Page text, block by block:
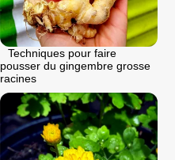
Techniques pour faire
pousser du gingembre grosse
racines